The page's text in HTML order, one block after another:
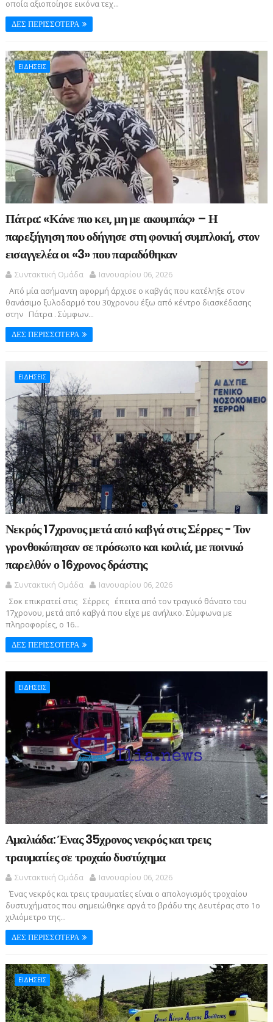
οποία αξιοποίησε εικόνα τεχ...
ΔΕΣ ΠΕΡΙΣΣΟΤΕΡΑ
ΕΙΔΗΣΕΙΣ
Πάτρα: «Κάνε πιο κει, μη με ακουμπάς» – Η
παρεξήγηση που οδήγησε στη φονική συμπλοκή, στον
εισαγγελέα οι «3» που παραδόθηκαν
Συντακτική Ομάδα
Ιανουαρίου 06, 2026
Από μία ασήμαντη αφορμή άρχισε ο καβγάς που κατέληξε στον
θανάσιμο ξυλοδαρμό του 30χρονου έξω από κέντρο διασκέδασης
στην Πάτρα . Σύμφων...
ΔΕΣ ΠΕΡΙΣΣΟΤΕΡΑ
ΕΙΔΗΣΕΙΣ
Νεκρός 17χρονος μετά από καβγά στις Σέρρες - Τον
γρονθοκόπησαν σε πρόσωπο και κοιλιά, με ποινικό
παρελθόν ο 16χρονος δράστης
Συντακτική Ομάδα
Ιανουαρίου 06, 2026
Σοκ επικρατεί στις Σέρρες έπειτα από τον τραγικό θάνατο του
17χρονου, μετά από καβγά που είχε με ανήλικο. Σύμφωνα με
πληροφορίες, ο 16...
ΔΕΣ ΠΕΡΙΣΣΟΤΕΡΑ
ΕΙΔΗΣΕΙΣ
Αμαλιάδα: Ένας 35χρονος νεκρός και τρεις
τραυματίες σε τροχαίο δυστύχημα
Συντακτική Ομάδα
Ιανουαρίου 06, 2026
Ένας νεκρός και τρεις τραυματίες είναι ο απολογισμός τροχαίου
δυστυχήματος που σημειώθηκε αργά το βράδυ της Δευτέρας στο 1ο
χιλιόμετρο της...
ΔΕΣ ΠΕΡΙΣΣΟΤΕΡΑ
ΕΙΔΗΣΕΙΣ